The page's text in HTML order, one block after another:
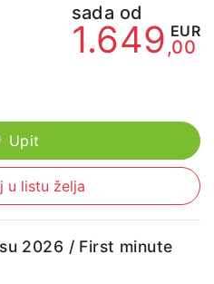
sada od
1.649 EUR
,00
Upit
u listu želja
2026 / First minute